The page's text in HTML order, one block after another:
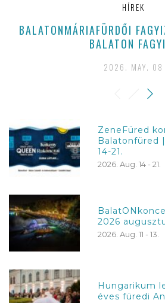
HÍREK
BALATONMÁRIAFÜRDŐI
BALATON
2026. MAY. 08
ZeneFüred
Balatonfüred
14-21.
2026. Aug. 14 - 21.
2026
2026. Aug. 11 - 13.
Hungarikum
éves füredi